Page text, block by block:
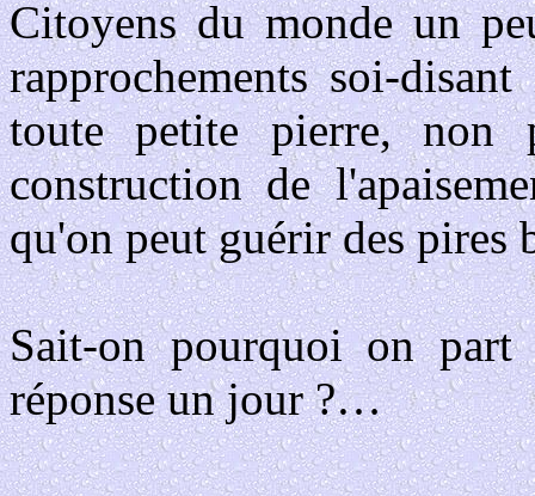
Citoyens du monde un
rapprochements soi-
toute petite pierre,
construction de
qu'on peut guérir des pires
Sait-on pourquoi on
réponse un jour ?…